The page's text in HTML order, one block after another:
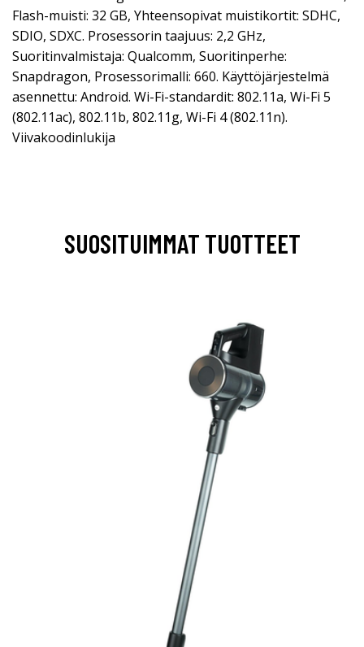
Flash-muisti: 32 GB, Yhteensopivat muistikortit: SDHC,
SDIO, SDXC. Prosessorin taajuus: 2,2 GHz,
Suoritinvalmistaja: Qualcomm, Suoritinperhe:
Snapdragon, Prosessorimalli: 660. Käyttöjärjestelmä
asennettu: Android. Wi-Fi-standardit: 802.11a, Wi-Fi 5
(802.11ac), 802.11b, 802.11g, Wi-Fi 4 (802.11n).
Viivakoodinlukija
SUOSITUIMMAT TUOTTEET